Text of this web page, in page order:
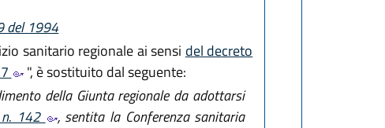
del 1994
sanitario regionale ai sensi del decreto
", è sostituito dal seguente:
della Giunta regionale da adottarsi
142
, sentita la Conferenza sanitaria